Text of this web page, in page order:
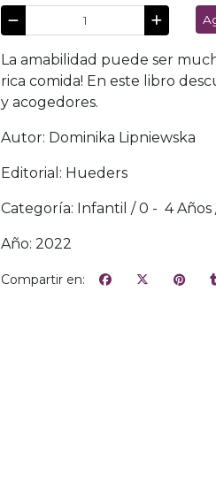
La amabilidad puede ser
rica comida! En este libro
y acogedores.
Autor: Dominika Lipniewska
Editorial: Hueders
Categoría: Infantil / 0 - 4
Año: 2022
Compartir en: